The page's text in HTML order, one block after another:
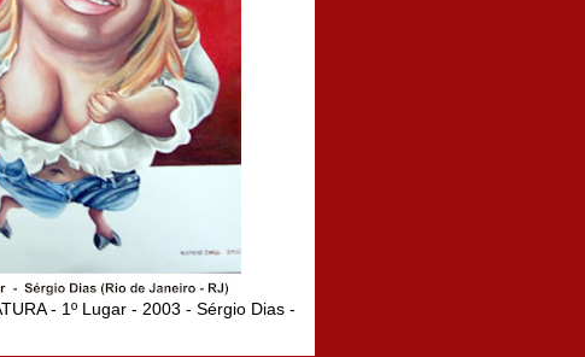
- 1º Lugar - 2003 - Sérgio Dias -